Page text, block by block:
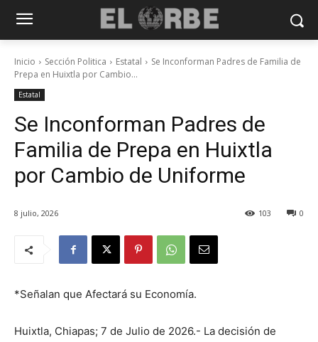
Inicio Sección Politica Estatal
Se Inconforman Padres de Familia de
Prepa en Huixtla por Cambio...
Estatal
Se Inconforman Padres de
Familia de Prepa en Huixtla
por Cambio de Uniforme
8 julio, 2026 0
103
*Señalan que Afectará su Economía.
Huixtla, Chiapas; 7 de Julio de 2026.- La decisión de